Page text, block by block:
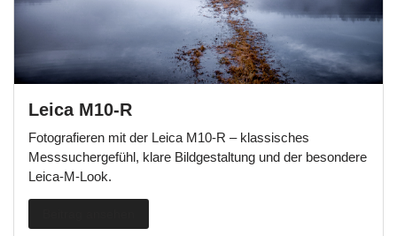
Leica M10-R
Fotografieren mit der Leica M10-R – klassisches
Messsuchergefühl, klare Bildgestaltung und der besondere
Leica-M-Look.